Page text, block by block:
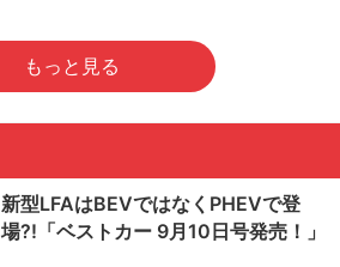
もっと見る
新型LFAはBEVではなくPHEVで登
場?!「ベストカー 9月10日号発売！」